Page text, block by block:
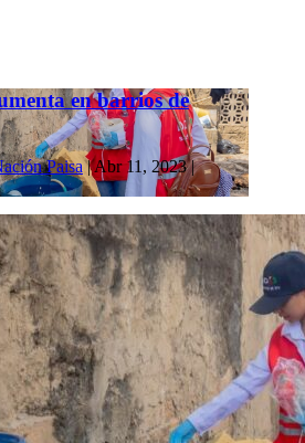
en barrios de
Paisa|Abr 11, 2023|